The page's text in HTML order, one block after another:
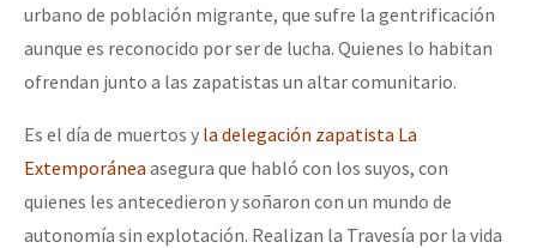
urbano de población migrante, que sufre la gentrificación
aunque es reconocido por ser de lucha. Quienes lo habitan
ofrendan junto a las zapatistas un altar comunitario.
Es el día de muertos y la delegación zapatista La
Extemporánea asegura que habló con los suyos, con
quienes les antecedieron y soñaron con un mundo de
autonomía sin explotación. Realizan la Travesía por la vida